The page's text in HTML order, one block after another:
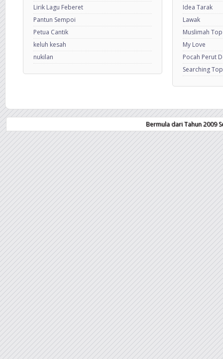
Lirik Lagu Feberet
Pantun Sempoi
Petua Cantik
keluh kesah
nukilan
Idea Tarak
Lawak
Muslimah
My Love
Pocah Perut
Searching
Bermula dari Tahun 2009